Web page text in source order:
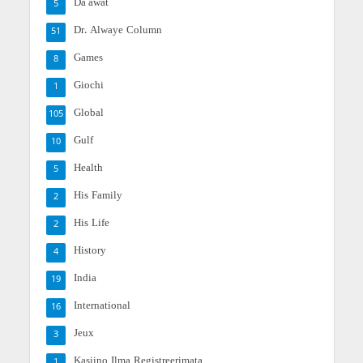
Da'awat
5
Dr. Alwaye Column
51
Games
8
Giochi
1
Global
105
Gulf
10
Health
5
His Family
2
His Life
2
History
4
India
19
International
16
Jeux
3